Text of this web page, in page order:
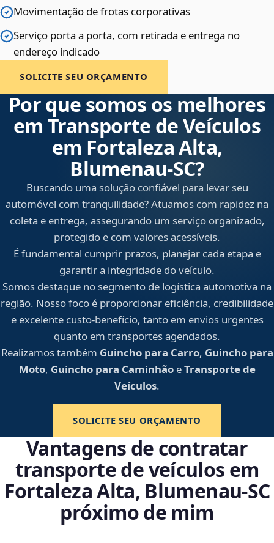
Movimentação de frotas corporativas
Serviço porta a porta, com retirada e entrega no
endereço indicado
SOLICITE SEU ORÇAMENTO
Por que somos os melhores
em Transporte de Veículos
em Fortaleza Alta,
Blumenau‑SC?
Buscando uma solução confiável para levar seu
automóvel com tranquilidade? Atuamos com rapidez na
coleta e entrega, assegurando um serviço organizado,
protegido e com valores acessíveis.
É fundamental cumprir prazos, planejar cada etapa e
garantir a integridade do veículo.
Somos destaque no segmento de logística automotiva na
região. Nosso foco é proporcionar eficiência, credibilidade
e excelente custo-benefício, tanto em envios urgentes
quanto em transportes agendados.
Realizamos também Guincho para Carro, Guincho para
Moto, Guincho para CaminhãoeTransporte de
Veículos.
SOLICITE SEU ORÇAMENTO
Vantagens de contratar
transporte de veículos em
Fortaleza Alta, Blumenau‑SC
próximo de mim